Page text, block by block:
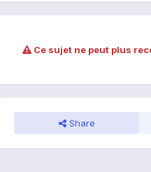
Ce sujet ne peut plus
Share